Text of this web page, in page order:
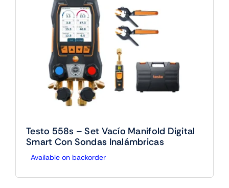
Testo 558s – Set Vacío Manifold Digital
Smart Con Sondas Inalámbricas
Available on backorder